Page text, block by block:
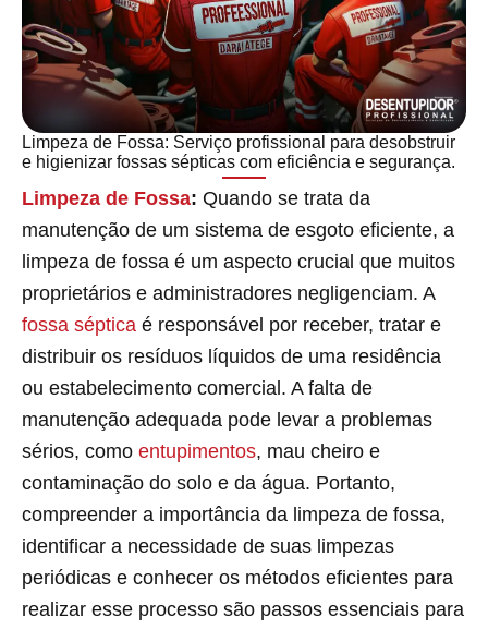
Limpeza de Fossa: Serviço profissional para desobstruir
e higienizar fossas sépticas com eficiência e segurança.
Limpeza de Fossa: Quando se trata da
manutenção de um sistema de esgoto eficiente, a
limpeza de fossa é um aspecto crucial que muitos
proprietários e administradores negligenciam. A
fossa séptica é responsável por receber, tratar e
distribuir os resíduos líquidos de uma residência
ou estabelecimento comercial. A falta de
manutenção adequada pode levar a problemas
sérios, como entupimentos, mau cheiro e
contaminação do solo e da água. Portanto,
compreender a importância da limpeza de fossa,
identificar a necessidade de suas limpezas
periódicas e conhecer os métodos eficientes para
realizar esse processo são passos essenciais para